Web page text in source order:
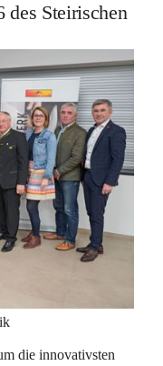
des Steirischen
die innovativsten